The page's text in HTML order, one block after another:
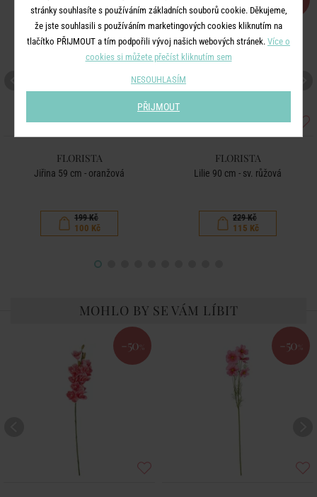
FLORISTA
Jiřina 59 cm - oranžová
199 Kč
100 Kč
FLORISTA
Lilie 90 cm - sv. růžová
229 Kč
115 Kč
MOHLO BY SE VÁM LÍBIT
-50 % -50 %
stránky souhlasíte s používáním základních souborů cookie. Děkujeme,
že jste souhlasili s používáním marketingových cookies kliknutím na
tlačítko PŘIJMOUT a tím podpořili vývoj našich webových stránek. Více o
cookies si můžete přečíst kliknutím sem
NESOUHLASÍM
PŘIJMOUT